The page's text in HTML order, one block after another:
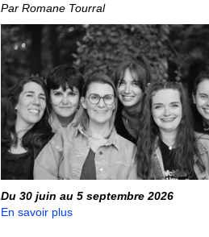
Par Romane Tourral
Du 30 juin au 5 septembre 2026
En savoir plus